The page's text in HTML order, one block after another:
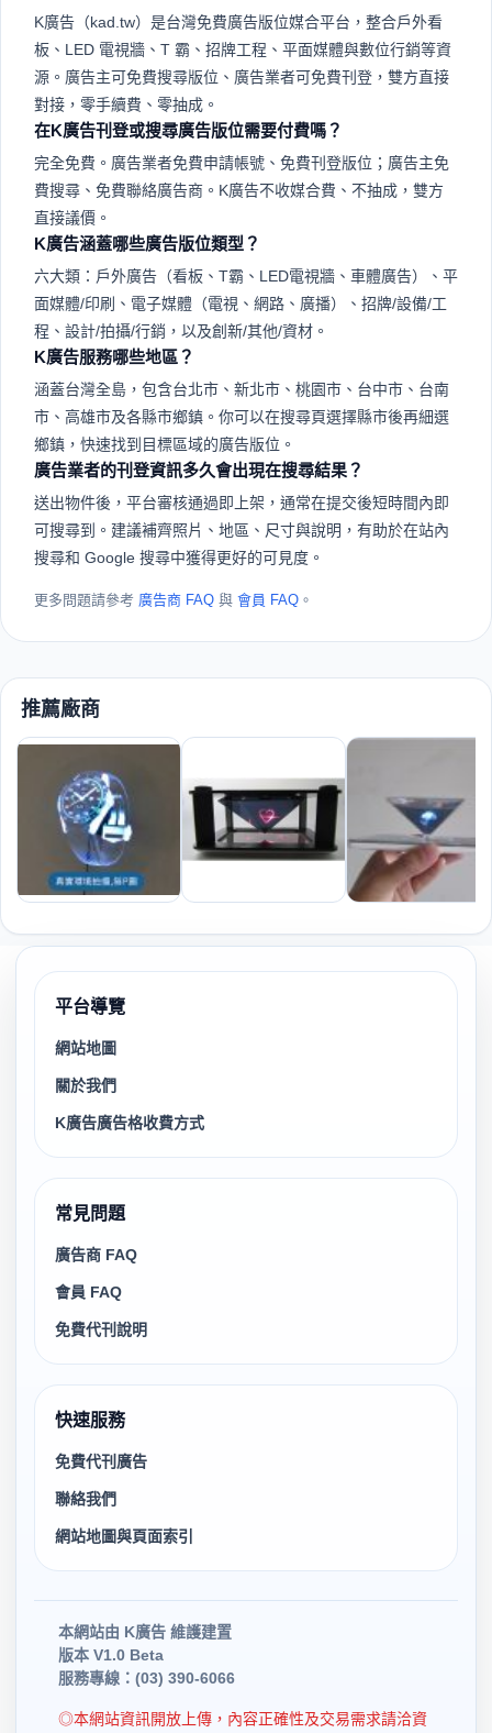
K廣告（kad.tw）是台灣免費廣告版位媒合平台，整合戶外看
板、LED 電視牆、T 霸、招牌工程、平面媒體與數位行銷等資
源。廣告主可免費搜尋版位、廣告業者可免費刊登，雙方直接
對接，零手續費、零抽成。
在K廣告刊登或搜尋廣告版位需要付費嗎？
完全免費。廣告業者免費申請帳號、免費刊登版位；廣告主免
費搜尋、免費聯絡廣告商。K廣告不收媒合費、不抽成，雙方
直接議價。
K廣告涵蓋哪些廣告版位類型？
六大類：戶外廣告（看板、T霸、LED電視牆、車體廣告）、平
面媒體/印刷、電子媒體（電視、網路、廣播）、招牌/設備/工
程、設計/拍攝/行銷，以及創新/其他/資材。
K廣告服務哪些地區？
涵蓋台灣全島，包含台北市、新北市、桃園市、台中市、台南
市、高雄市及各縣市鄉鎮。你可以在搜尋頁選擇縣市後再細選
鄉鎮，快速找到目標區域的廣告版位。
廣告業者的刊登資訊多久會出現在搜尋結果？
送出物件後，平台審核通過即上架，通常在提交後短時間內即
可搜尋到。建議補齊照片、地區、尺寸與說明，有助於在站內
搜尋和 Google 搜尋中獲得更好的可見度。
更多問題請參考 廣告商 FAQ 與 會員 FAQ 。
推薦廠商
平台導覽
網站地圖
關於我們
K廣告廣告格收費方式
常見問題
廣告商 FAQ
會員 FAQ
免費代刊說明
快速服務
免費代刊廣告
聯絡我們
網站地圖與頁面索引
本網站由 K廣告 維護建置
版本 V1.0 Beta
服務專線：(03) 390-6066
◎本網站資訊開放上傳，內容正確性及交易需求請洽資